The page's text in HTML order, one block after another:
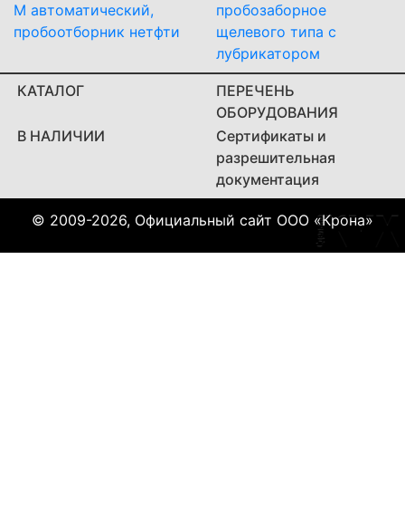
М автоматический,
пробоотборник нетфти
пробозаборное
щелевого типа с
лубрикатором
КАТАЛОГ
ПЕРЕЧЕНЬ
ОБОРУДОВАНИЯ
В НАЛИЧИИ
Сертификаты и
разрешительная
документация
© 2009-2026, Официальный сайт ООО «Крона»